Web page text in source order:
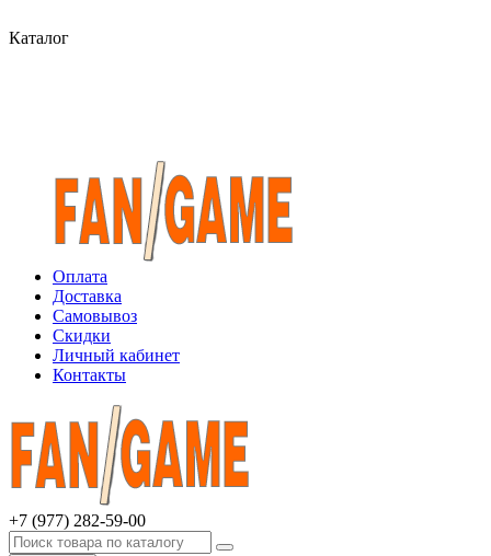
Каталог
Оплата
Доставка
Самовывоз
Скидки
Личный кабинет
Контакты
+7 (977) 282-59-00